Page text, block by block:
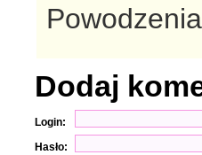
Dodaj
Login:
Hasło: